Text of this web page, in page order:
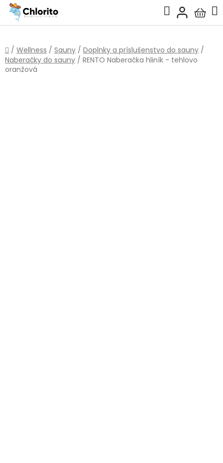
Prejsť
obsah
Hľadať
košík
Domov
/ Wellness / Sauny / Doplnky a príslušenstvo do sauny /
Naberačky do sauny / RENTO Naberačka hliník - tehlovo
oranžová